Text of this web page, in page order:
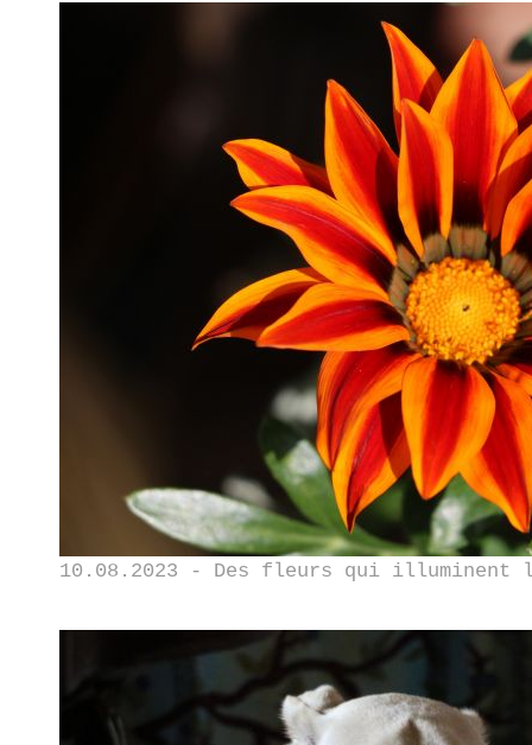
10.08.2023 - Des fleurs qui illuminent